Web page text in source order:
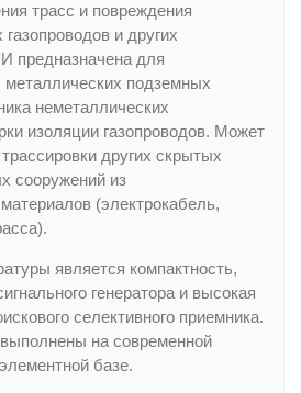
трасс и повреждения
и других
предназначена для
подземных
неметаллических
изоляции газопроводов. Может
других скрытых
сооружений из
(электрокабель,
является компактность,
генератора и высокая
селективного приемника.
на современной
базе.